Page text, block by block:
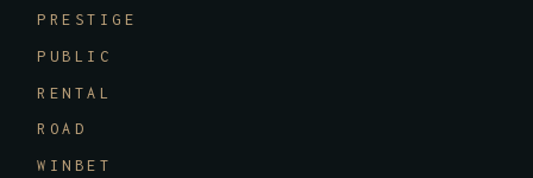
PRESTIGE
PUBLIC
RENTAL
ROAD
WINBET